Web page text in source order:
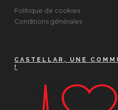
Politique de cookies
Conditions générales
CASTELLAR, UNE
!